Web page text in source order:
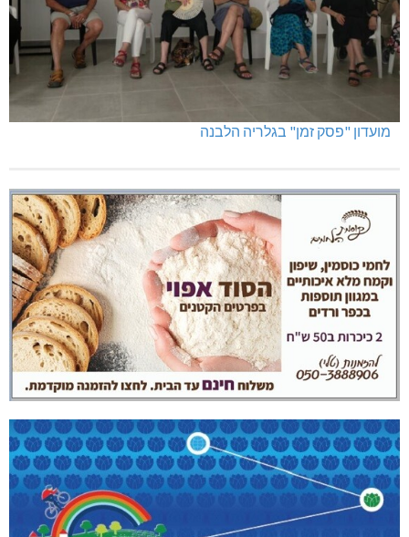
מועדון "פסק זמן" בגלריה הלבנה